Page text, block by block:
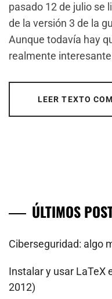
pasado 12 de julio se
de la versión 3 de la
Aunque todavía hay
realmente
LEER TEXTO
ÚLTIMOS
Ciberseguridad: algo
Instalar y usar LaTeX
2012)